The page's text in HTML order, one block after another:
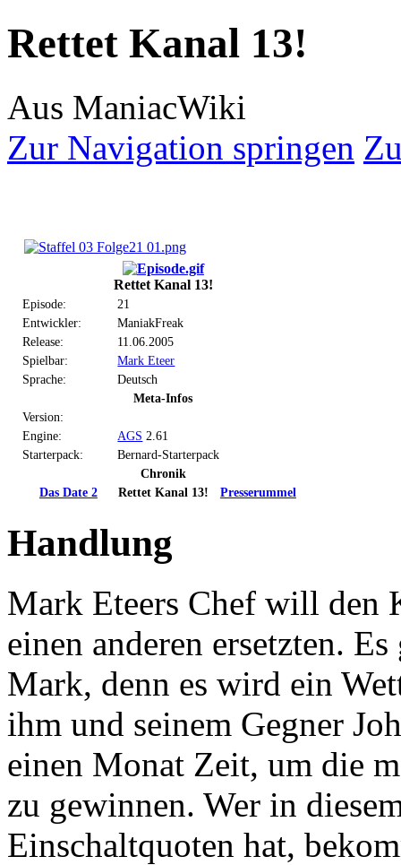
Rettet Kanal 13!
Aus ManiacWiki
Zur Navigation springen
Rettet Kanal 13!
Episode:
21
Entwickler:
ManiakFreak
Release:
11.06.2005
Spielbar:
Mark Eteer
Sprache:
Deutsch
Meta-Infos
Version:
Engine:
AGS 2.61
Starterpack:
Bernard-Starterpack
Chronik
Das Date 2
Rettet Kanal 13! Presserummel
Handlung
Mark Eteers Chef will den
einen anderen ersetzten.
Mark, denn es wird ein
ihm und seinem Gegner
einen Monat Zeit, um die
zu gewinnen. Wer in
Einschaltquoten hat,